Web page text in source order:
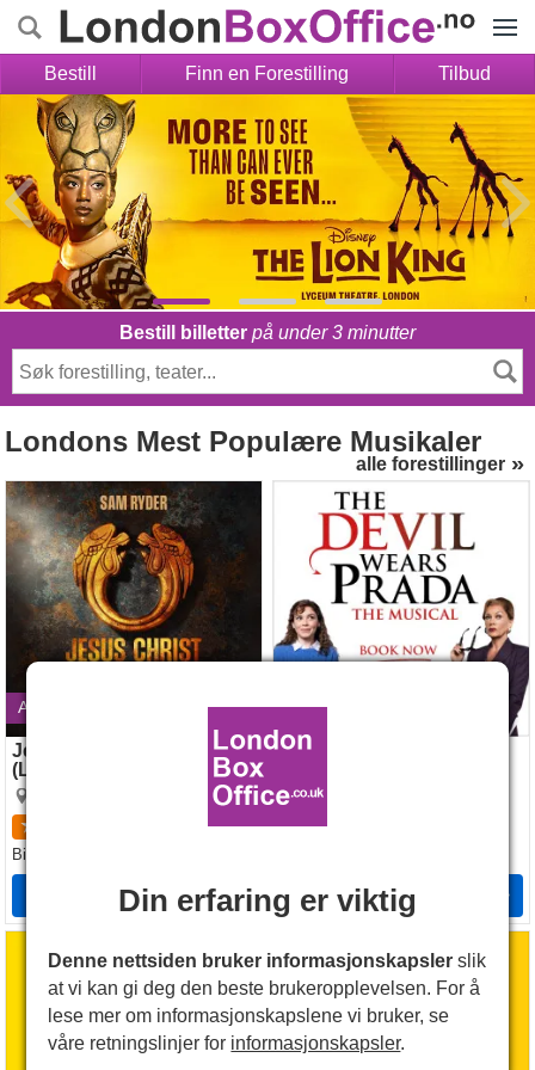
Bestill Finn en Forestilling Tilbud
Bestill billetter på under 3 minutter
alle forestillinger
Londons Mest Populære Musikaler
Avsluttes 5 september 2026
Jesus Christ Superstar
(London Palladium)
Billetter
Billetter
Jesus Christ Superstar
(London Palladium)
The Devil Wears Prada
Dominion Theatre
4.7
Billetter
The Devil Wears Prada
Din erfaring er viktig
Denne nettsiden bruker informasjonskapsler slik
at vi kan gi deg den beste brukeropplevelsen. For å
lese mer om informasjonskapslene vi bruker, se
våre retningslinjer for informasjonskapsler.